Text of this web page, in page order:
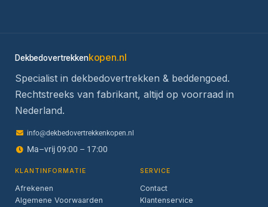
Dekbedovertrekkenkopen.nl
Specialist in dekbedovertrekken & beddengoed.
Rechtstreeks van fabrikant, altijd op voorraad in
Nederland.
info@dekbedovertrekkenkopen.nl
Ma–vrij 09:00 – 17:00
KLANTINFORMATIE
Afrekenen
Algemene Voorwaarden
SERVICE
Contact
Klantenservice